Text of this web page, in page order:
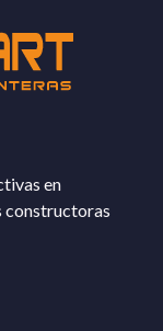
en
constructoras